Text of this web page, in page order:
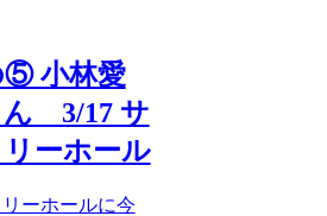
⑤ 小林愛
ん 3/17 サ
ーホール
ーホールに今